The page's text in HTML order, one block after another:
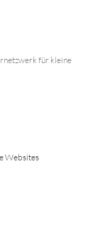
für kleine
Websites